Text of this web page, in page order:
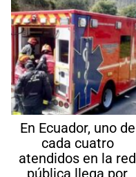
En Ecuador, uno de
cada cuatro
atendidos en la red
pública llega por